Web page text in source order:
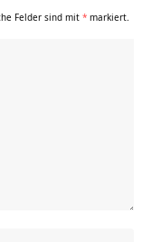
Felder sind mit * markiert.